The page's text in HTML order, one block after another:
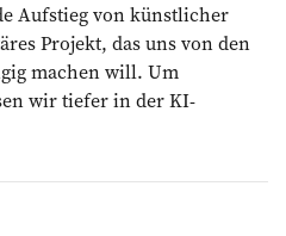
Aufstieg von künstlicher
Projekt, das uns von den
machen will. Um
wir tiefer in der KI-